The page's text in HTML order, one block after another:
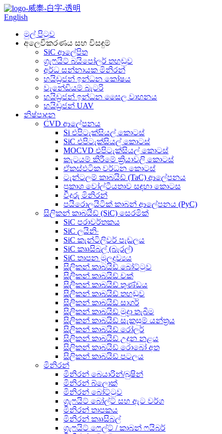
English
මුල් පිටුව
අලෙවිකරණය සහ විසඳුම්
SiC ආලේපිත
ග්‍රැෆයිට් බයිපෝලර් තහඩුව
අර්ධ සන්නායක මිනිරන්
හයිඩ්‍රජන් ඉන්ධන කෝෂය
වැනේඩියම් බැටරි
හයිඩ්‍රජන් ඉන්ධන සෛල වාහනය
හයිඩ්‍රජන් UAV
නිෂ්පාදන
CVD ආලේපනය
Si එපිටැක්සියල් කොටස්
SiC එපිටැක්සියල් කොටස්
MOCVD එපිටැක්සියල් කොටස්
කැටයම් කිරීමේ ක්‍රියාවලි කොටස්
ඒකස්ඵටික වර්ධන කොටස්
ටැන්ටලම් කාබයිඩ් (TaC) ආලේපනය
ප්‍රකාශ වෝල්ටීයතාව සඳහා කොටස
වීදුරු මිනිරන්
පයිරොලයිටික් කාබන් ආලේපනය (PyC)
සිලිකන් කාබයිඩ් (SiC) සෙරමික්
SiC පරාවර්තකය
SiC ලයිනිං
SiC කැන්ටිලිවර් පැඩලය
SiC කෲසිබල් (බැරල්)
SiC තාපන මූලද්‍රව්‍යය
සිලිකන් කාබයිඩ් බෝට්ටුව
සිලිකන් කාබයිඩ් චක්
සිලිකන් කාබයිඩ් තුණ්ඩය
සිලිකන් කාබයිඩ් තහඩුව
සිලිකන් කාබයිඩ් සාගර්
සිලිකන් කාබයිඩ් මුද්‍රා තැබීම
සිලිකන් කාබයිඩ් සැකසුම් යන්ත්‍රය
සිලිකන් කාබයිඩ් රෝලර්
සිලිකන් කාබයිඩ් උදුන නළය
සිලිකන් කාබයිඩ් රොබෝ අත
සිලිකන් කාබයිඩ් පටලය
මිනිරන්
මිනිරන් බෙයාරින්/බුෂින්
මිනිරන් බ්ලොක්
මිනිරන් බෝට්ටුව
ග්‍රැෆයිට් බෝල්ට් සහ ඇට වර්ග
මිනිරන් තාපකය
මිනිරන් කෲසිබල්
ග්‍රැෆයිට් ෆෙල්ට් / කාබන් ෆයිබර්